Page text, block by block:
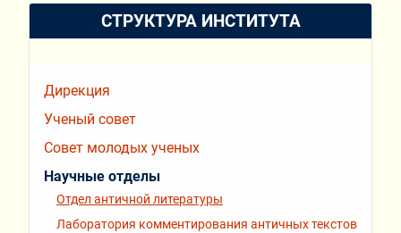
СТРУКТУРА ИНСТИТУТА
Дирекция
Ученый совет
Совет молодых ученых
Научные отделы
Отдел античной литературы
Лаборатория комментирования античных текстов